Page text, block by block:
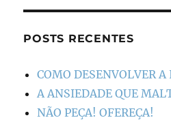
POSTS RECENTES
COMO DESENVOLVER
A ANSIEDADE QUE
NÃO PEÇA! OFEREÇA!